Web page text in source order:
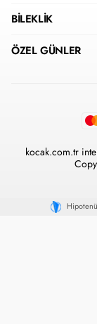
BİLEKLİK
ÖZEL GÜNLER
kocak.com.tr